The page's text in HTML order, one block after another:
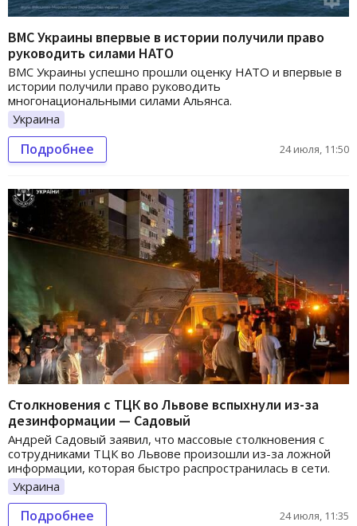
ВМС Украины впервые в истории получили право
руководить силами НАТО
ВМС Украины успешно прошли оценку НАТО и впервые в
истории получили право руководить
многонациональными силами Альянса.
Украина
Подробнее 24 июля, 11:50
Столкновения с ТЦК во Львове вспыхнули из-за
дезинформации — Садовый
Андрей Садовый заявил, что массовые столкновения с
сотрудниками ТЦК во Львове произошли из-за ложной
информации, которая быстро распространилась в сети.
Украина
Подробнее 24 июля, 11:35